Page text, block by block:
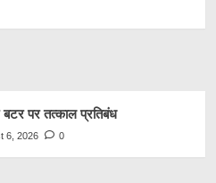
पर तत्काल प्रतिबंध
6, 2026 0